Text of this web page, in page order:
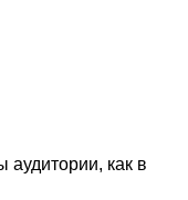
аудитории, как в